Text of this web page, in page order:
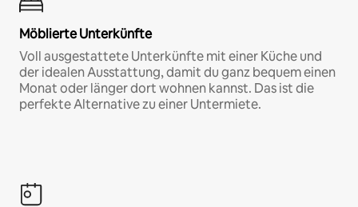
Möblierte Unterkünfte
Voll ausgestattete Unterkünfte mit einer Küche und
der idealen Ausstattung, damit du ganz bequem einen
Monat oder länger dort wohnen kannst. Das ist die
perfekte Alternative zu einer Untermiete.